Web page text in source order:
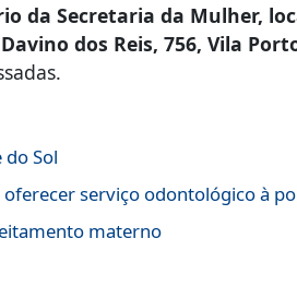
da Secretaria da Mulher,
dos Reis, 756, Vila
Sol
serviço odontológico à
materno